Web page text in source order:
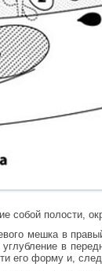
собой полости,
мешка в
в
его форму и,